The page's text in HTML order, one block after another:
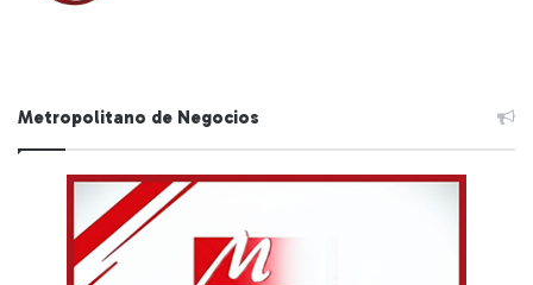
Metropolitano de Negocios